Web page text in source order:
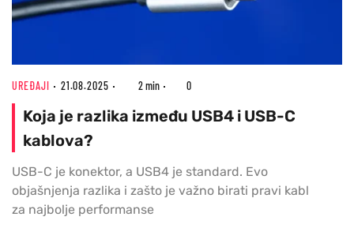
UREĐAJI 21.08.2025 2 min 0
Koja je razlika između USB4 i USB-C
kablova?
USB-C je konektor, a USB4 je standard. Evo
objašnjenja razlika i zašto je važno birati pravi kabl
za najbolje performanse